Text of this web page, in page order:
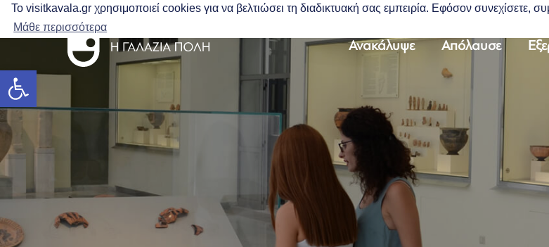
Το visitkavala.gr χρησιμοποιεί cookies για να βελτιώσει τη διαδικτυακή σας εμπειρία. Εφόσον συνεχίσετε,
Μάθε περισσότερα
Ανοίξτε τη γραμμή εργαλείων
Ανακάλυψε Απόλαυσε